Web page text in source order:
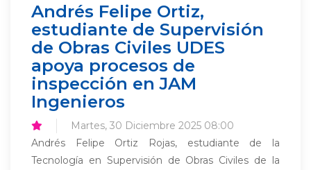
Andrés Felipe Ortiz,
estudiante de Supervisión
de Obras Civiles UDES
apoya procesos de
inspección en JAM
Ingenieros
Martes, 30 Diciembre 2025 08:00
Andrés Felipe Ortiz Rojas, estudiante de la
Tecnología en Supervisión de Obras Civiles de la